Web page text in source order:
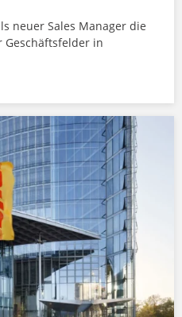
neuer Sales Manager die
in